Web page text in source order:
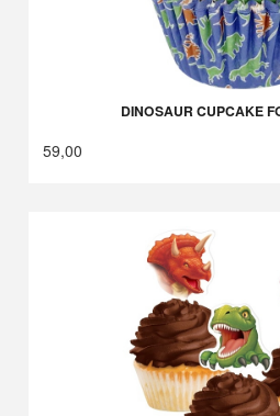
DINOSAUR CUPCAKE
59,00